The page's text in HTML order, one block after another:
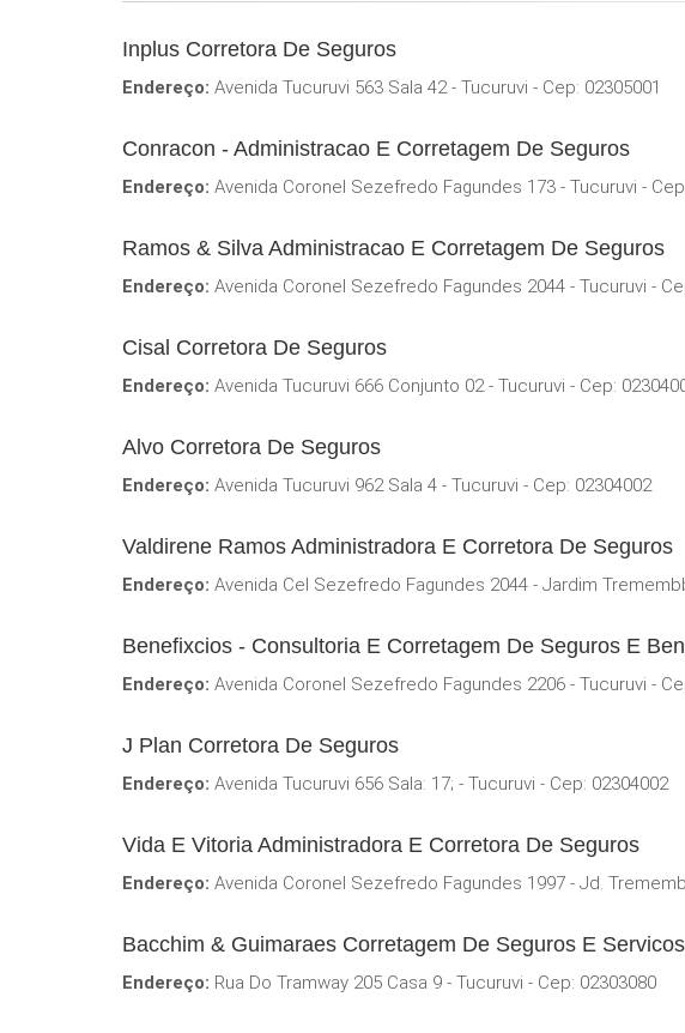
Inplus Corretora De Seguros
Endereço: Avenida Tucuruvi 563 Sala 42 - Tucuruvi - Cep: 02305001
Conracon - Administracao E Corretagem De Seguros
Endereço: Avenida Coronel Sezefredo Fagundes 173 - Tucuruvi -
Ramos & Silva Administracao E Corretagem De Seguros
Endereço: Avenida Coronel Sezefredo Fagundes 2044 - Tucuruvi -
Cisal Corretora De Seguros
Endereço: Avenida Tucuruvi 666 Conjunto 02 - Tucuruvi - Cep:
Alvo Corretora De Seguros
Endereço: Avenida Tucuruvi 962 Sala 4 - Tucuruvi - Cep: 02304002
Valdirene Ramos Administradora E Corretora De Seguros
Endereço: Avenida Cel Sezefredo Fagundes 2044 - Jardim
Benefixcios - Consultoria E Corretagem De Seguros E
Endereço: Avenida Coronel Sezefredo Fagundes 2206 - Tucuruvi -
J Plan Corretora De Seguros
Endereço: Avenida Tucuruvi 656 Sala: 17; - Tucuruvi - Cep: 02304002
Vida E Vitoria Administradora E Corretora De Seguros
Endereço: Avenida Coronel Sezefredo Fagundes 1997 - Jd.
Bacchim & Guimaraes Corretagem De Seguros E
Endereço: Rua Do Tramway 205 Casa 9 - Tucuruvi - Cep: 02303080